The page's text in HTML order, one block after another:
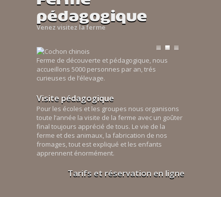
pédagogique
Venez visitez la ferme
Ferme de découverte et pédagogique, nous
accueillons 5000 personnes par an, trés
curieuses de l’élevage.
Visite pédagogique
Pour les écoles et les groupes nous organisons
toute l’année la visite de la ferme avec un goûter
final toujours apprécié de tous. Le vie de la
ferme et des animaux, la fabrication de nos
fromages, tout est expliqué et les enfants
apprennent énormément.
Tarifs et réservation en ligne